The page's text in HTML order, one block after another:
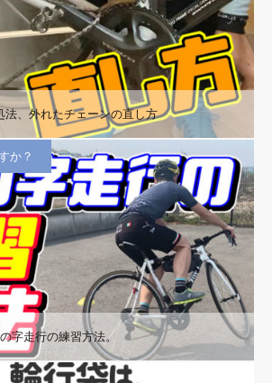
法、外れたチェーンの直し方
か？
字走行の練習方法。